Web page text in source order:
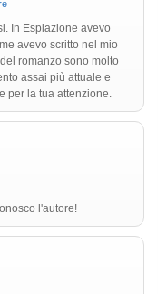
In Espiazione avevo
avevo scritto nel mio
romanzo sono molto
assai più attuale e
per la tua attenzione.
l'autore!